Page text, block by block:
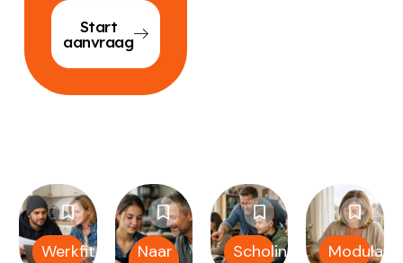
Start
aanvraag
Werkfit
Naar
Scholing Modulair